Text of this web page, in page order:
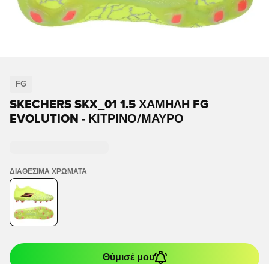
FG
SKECHERS SKX_01 1.5 ΧΑΜΗΛΉ FG
EVOLUTION - ΚΊΤΡΙΝΟ/ΜΑΎΡΟ
ΔΙΑΘΈΣΙΜΑ ΧΡΏΜΑΤΑ
Θύμισέ μου